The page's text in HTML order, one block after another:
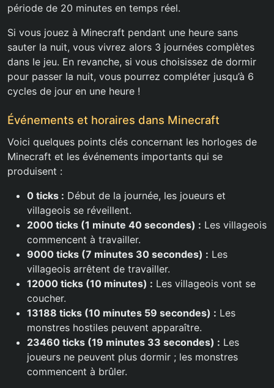
période de 20 minutes en temps réel.
Si vous jouez à Minecraft pendant une heure sans
sauter la nuit, vous vivrez alors 3 journées complètes
dans le jeu. En revanche, si vous choisissez de dormir
pour passer la nuit, vous pourrez compléter jusqu’à 6
cycles de jour en une heure !
Événements et horaires dans Minecraft
Voici quelques points clés concernant les horloges de
Minecraft et les événements importants qui se
produisent :
0 ticks : Début de la journée, les joueurs et
villageois se réveillent.
2000 ticks (1 minute 40 secondes) : Les villageois
commencent à travailler.
9000 ticks (7 minutes 30 secondes) : Les
villageois arrêtent de travailler.
12000 ticks (10 minutes) : Les villageois vont se
coucher.
13188 ticks (10 minutes 59 secondes) : Les
monstres hostiles peuvent apparaître.
23460 ticks (19 minutes 33 secondes) : Les
joueurs ne peuvent plus dormir ; les monstres
commencent à brûler.